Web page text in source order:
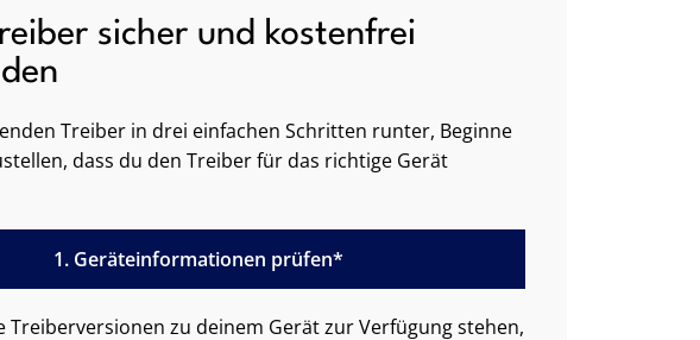
sicher und kostenfrei
Treiber in drei einfachen Schritten runter, Beginne
dass du den Treiber für das richtige Gerät
1. Geräteinformationen prüfen*
Treiberversionen zu deinem Gerät zur Verfügung stehen,